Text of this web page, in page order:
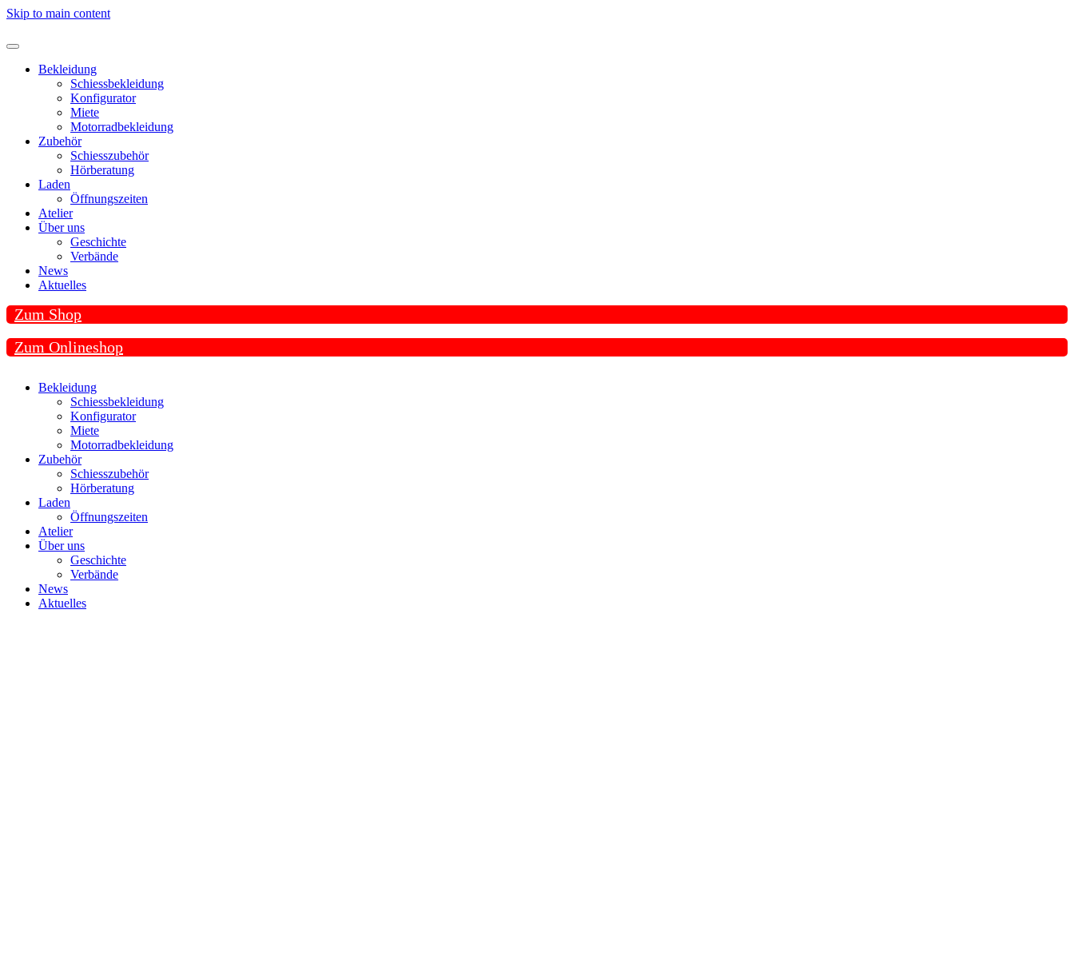
Skip to main content
Bekleidung
Schiessbekleidung
Konfigurator
Miete
Motorradbekleidung
Zubehör
Schiesszubehör
Hörberatung
Laden
Öffnungszeiten
Atelier
Über uns
Geschichte
Verbände
News
Aktuelles
Zum Shop
Zum Onlineshop
Bekleidung
Schiessbekleidung
Konfigurator
Miete
Motorradbekleidung
Zubehör
Schiesszubehör
Hörberatung
Laden
Öffnungszeiten
Atelier
Über uns
Geschichte
Verbände
News
Aktuelles